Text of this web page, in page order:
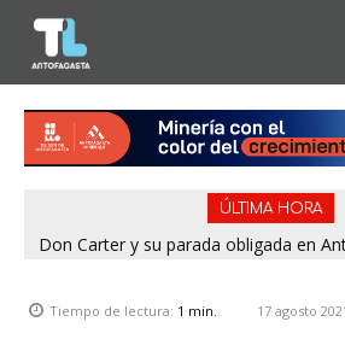
ÚLTIMA HORA
Don Carter y su parada obligada en
Tiempo de lectura: 1 min. 17 agosto